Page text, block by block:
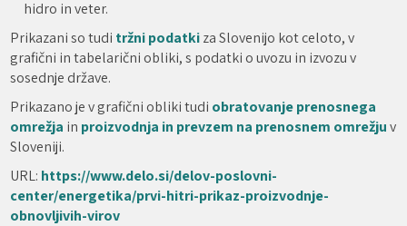
hidro in veter.
Prikazani so tudi tržni podatkiza Slovenijo kot celoto, v
grafični in tabelarični obliki, s podatki o uvozu in izvozu v
sosednje države.
Prikazano je v grafični obliki tudi obratovanje prenosnega
omrežja in proizvodnja in prevzem na prenosnem omrežjuv
Sloveniji.
URL: https://www.delo.si/delov-poslovni-
center/energetika/prvi-hitri-prikaz-proizvodnje-
obnovljivih-virov